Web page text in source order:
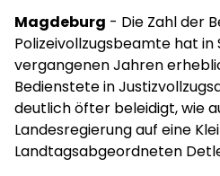
Magdeburg - Die Zahl der
Polizeivollzugsbeamte hat
vergangenen Jahren
Bedienstete in
deutlich öfter beleidigt, wie
Landesregierung auf eine
Landtagsabgeordneten